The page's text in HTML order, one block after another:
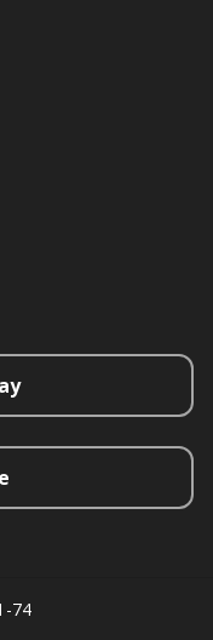
74